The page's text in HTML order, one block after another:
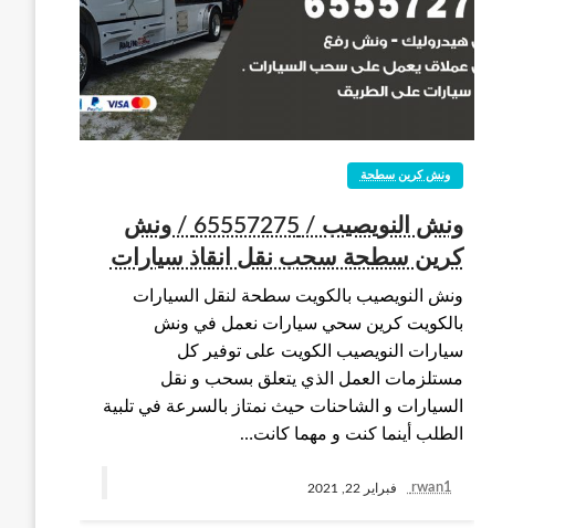
ونش كرين سطحة
ونش النويصيب / 65557275 / ونش
كرين سطحة سحب نقل انقاذ سيارات
ونش النويصيب بالكويت سطحة لنقل السيارات
بالكويت كرين سحي سيارات نعمل في ونش
سيارات النويصيب الكويت على توفير كل
مستلزمات العمل الذي يتعلق بسحب و نقل
السيارات و الشاحنات حيث نمتاز بالسرعة في تلبية
الطلب أينما كنت و مهما كانت…
rwan1 فبراير 22, 2021